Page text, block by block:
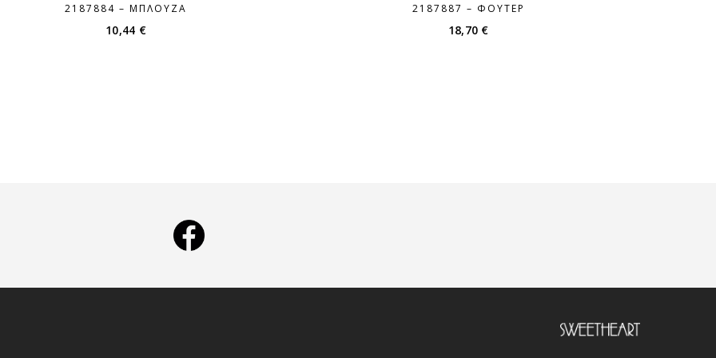
2187884 – ΜΠΛΟΎΖΑ
10,44 €
2187887 – ΦΟΎΤΕΡ
18,70 €